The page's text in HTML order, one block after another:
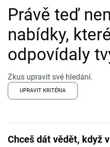
Právě teď
nabídky,
odpovídaly
Zkus upravit své hledání.
UPRAVIT KRITÉRIA
Chceš dát vědět, když